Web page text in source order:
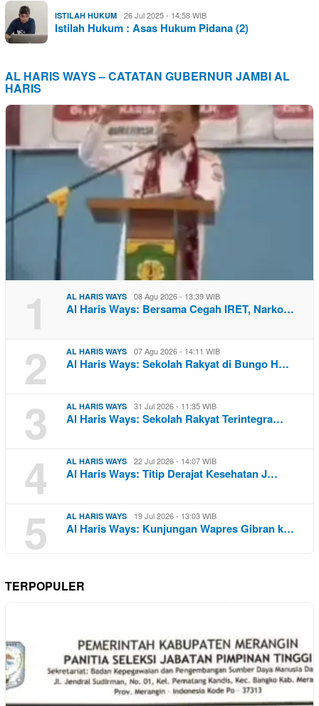
ISTILAH HUKUM 26 Jul 2025 - 14:58 WIB
Istilah Hukum : Asas Hukum Pidana (2)
AL HARIS WAYS – CATATAN GUBERNUR JAMBI AL
HARIS
1 AL HARIS WAYS 08 Agu 2026 - 13:39 WIB
Al Haris Ways: Bersama Cegah IRET, Narko…
2 AL HARIS WAYS 07 Agu 2026 - 14:11 WIB
Al Haris Ways: Sekolah Rakyat di Bungo H…
3 AL HARIS WAYS 31 Jul 2026 - 11:35 WIB
Al Haris Ways: Sekolah Rakyat Terintegra…
4 AL HARIS WAYS 22 Jul 2026 - 14:07 WIB
Al Haris Ways: Titip Derajat Kesehatan J…
5 AL HARIS WAYS 19 Jul 2026 - 13:03 WIB
Al Haris Ways: Kunjungan Wapres Gibran k…
TERPOPULER